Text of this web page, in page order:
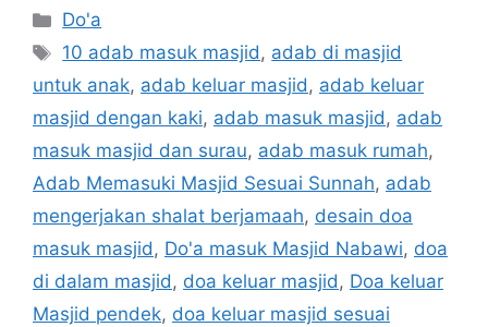
Categories
Do'a
Tags
10 adab masuk masjid, adab di masjid
untuk anak, adab keluar masjid, adab keluar
masjid dengan kaki, adab masuk masjid, adab
masuk masjid dan surau, adab masuk rumah,
Adab Memasuki Masjid Sesuai Sunnah, adab
mengerjakan shalat berjamaah, desain doa
masuk masjid, Do'a masuk Masjid Nabawi, doa
di dalam masjid, doa keluar masjid, Doa keluar
Masjid pendek, doa keluar masjid sesuai